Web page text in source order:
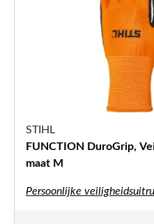
STIHL
FUNCTION DuroGrip,
maat M
Persoonlijke